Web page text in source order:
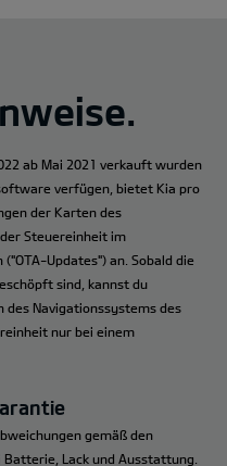
ab Mai 2021 verkauft wurden
verfügen, bietet Kia pro
der Karten des
Steuereinheit im
Updates") an. Sobald die
sind, kannst du
Navigationssystems des
nur bei einem
gemäß den
Lack und Ausstattung.